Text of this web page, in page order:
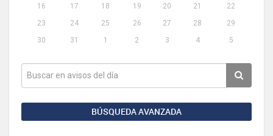
16
17 18 19 20 21
22
23
24 25 26 27 28
29
30
31 1 2 3 4 5
BÚSQUEDA AVANZADA